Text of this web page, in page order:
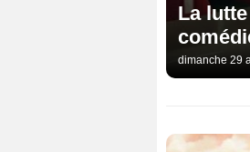
La
dimanche 29